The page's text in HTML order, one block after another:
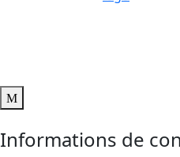
Informations de